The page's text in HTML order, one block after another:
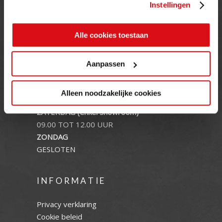
Instellingen
Alle cookies toestaan
Aanpassen
Alleen noodzakelijke cookies
OPENINGSTIJDEN
08.00 TOT 17.00 UUR
ZATERDAG (enkel showroom)
09.00 TOT 12.00 UUR
ZONDAG
GESLOTEN
INFORMATIE
Privacy verklaring
Cookie beleid